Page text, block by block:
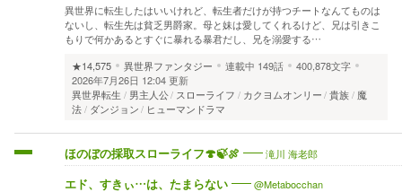
異世界に転生したはいいけれど、転生者だけが持つチートなんてものは
ないし、転生先は貧乏男爵家。母と妹は愛してくれるけど、兄は引きこ
もりで何かあるとすぐに暴れる暴君だし、兄を溺愛する…
★14,575
異世界ファンタジー 連載中 149話
400,878文字
2026年7月26日 12:04 更新
異世界転生
男主人公 スローライフ カクヨムオンリー 貴族
魔
法
ダンジョン ヒューマンドラマ
ほのぼの採取スローライフ🍄🍃🍖 滝川 海老郎
エド、すきぃ…は、たまらない @Metabocchan